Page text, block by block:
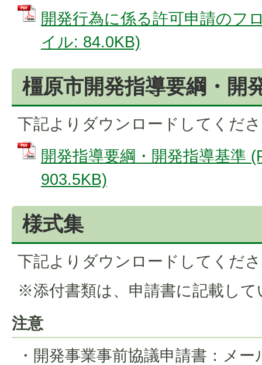
開発行為に係る許可申請のフ
イル: 84.0KB)
橿原市開発指導要綱・開
下記よりダウンロードしてくだ
開発指導要綱・開発指導基準
903.5KB)
様式集
下記よりダウンロードしてくだ
※添付書類は、申請書に記載して
注意
・開発事業事前協議申請書：メ